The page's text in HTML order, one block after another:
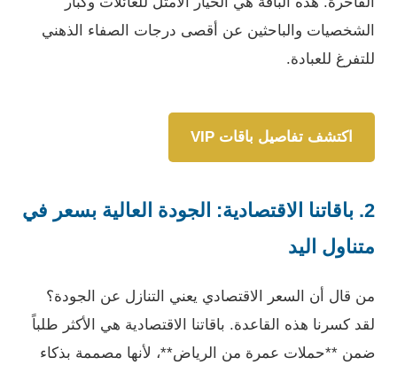
الشخصيات والباحثين عن أقصى درجات الصفاء الذهني
للتفرغ للعبادة.
اكتشف تفاصيل باقات VIP
2. باقاتنا الاقتصادية: الجودة العالية بسعر في
متناول اليد
من قال أن السعر الاقتصادي يعني التنازل عن الجودة؟
لقد كسرنا هذه القاعدة. باقاتنا الاقتصادية هي الأكثر طلباً
ضمن **حملات عمرة من الرياض**، لأنها مصممة بذكاء